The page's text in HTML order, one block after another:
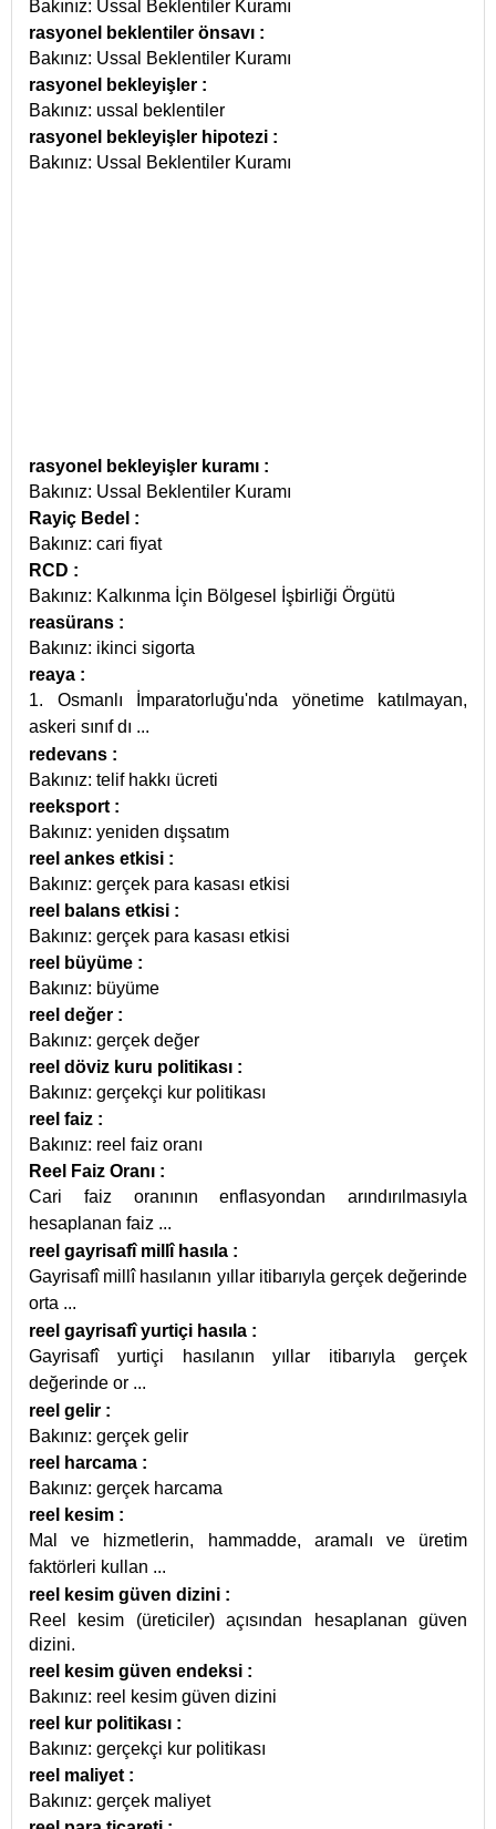
Bakınız: Ussal Beklentiler Kuramı
rasyonel beklentiler önsavı :
Bakınız: Ussal Beklentiler Kuramı
rasyonel bekleyişler :
Bakınız: ussal beklentiler
rasyonel bekleyişler hipotezi :
Bakınız: Ussal Beklentiler Kuramı
rasyonel bekleyişler kuramı :
Bakınız: Ussal Beklentiler Kuramı
Rayiç Bedel :
Bakınız: cari fiyat
RCD :
Bakınız: Kalkınma İçin Bölgesel İşbirliği Örgütü
reasürans :
Bakınız: ikinci sigorta
reaya :
1. Osmanlı İmparatorluğu'nda yönetime katılmayan,
askeri sınıf dı ...
redevans :
Bakınız: telif hakkı ücreti
reeksport :
Bakınız: yeniden dışsatım
reel ankes etkisi :
Bakınız: gerçek para kasası etkisi
reel balans etkisi :
Bakınız: gerçek para kasası etkisi
reel büyüme :
Bakınız: büyüme
reel değer :
Bakınız: gerçek değer
reel döviz kuru politikası :
Bakınız: gerçekçi kur politikası
reel faiz :
Bakınız: reel faiz oranı
Reel Faiz Oranı :
Cari faiz oranının enflasyondan arındırılmasıyla
hesaplanan faiz ...
reel gayrisafî millî hasıla :
Gayrisafî millî hasılanın yıllar itibarıyla gerçek değerinde
orta ...
reel gayrisafî yurtiçi hasıla :
Gayrisafî yurtiçi hasılanın yıllar itibarıyla gerçek
değerinde or ...
reel gelir :
Bakınız: gerçek gelir
reel harcama :
Bakınız: gerçek harcama
reel kesim :
Mal ve hizmetlerin, hammadde, aramalı ve üretim
faktörleri kullan ...
reel kesim güven dizini :
Reel kesim (üreticiler) açısından hesaplanan güven
dizini.
reel kesim güven endeksi :
Bakınız: reel kesim güven dizini
reel kur politikası :
Bakınız: gerçekçi kur politikası
reel maliyet :
Bakınız: gerçek maliyet